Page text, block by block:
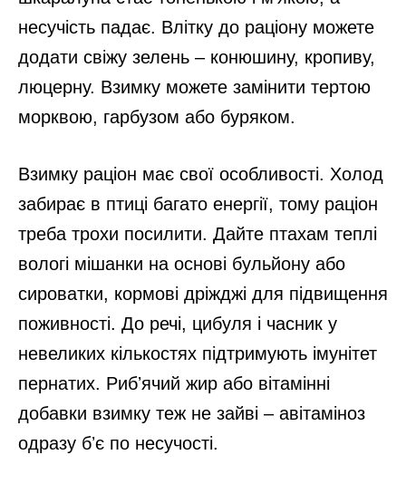
несучість падає. Влітку до раціону можете
додати свіжу зелень – конюшину, кропиву,
люцерну. Взимку можете замінити тертою
морквою, гарбузом або буряком.
Взимку раціон має свої особливості. Холод
забирає в птиці багато енергії, тому раціон
треба трохи посилити. Дайте птахам теплі
вологі мішанки на основі бульйону або
сироватки, кормові дріжджі для підвищення
поживності. До речі, цибуля і часник у
невеликих кількостях підтримують імунітет
пернатих. Рибʼячий жир або вітамінні
добавки взимку теж не зайві – авітаміноз
одразу бʼє по несучості.